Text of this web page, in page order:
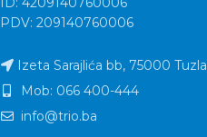
PDV: 209140760006
Izeta Sarajlića bb, 75000 Tuzla
Mob: 066 400-444
info@trio.ba